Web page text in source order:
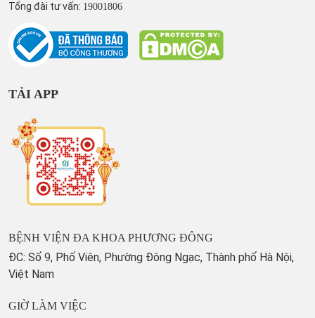
Tổng đài tư vấn: 19001806
TẢI APP
BỆNH VIỆN ĐA KHOA PHƯƠNG ĐÔNG
ĐC: Số 9, Phố Viên, Phường Đông Ngạc, Thành phố Hà Nội,
Việt Nam
GIỜ LÀM VIỆC